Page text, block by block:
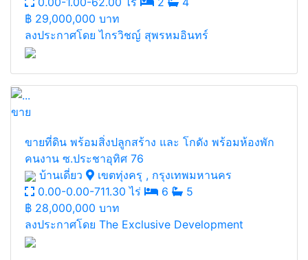
฿ 29,000,000 บาท
ลงประกาศโดย ไกรวิชญ์ สุพรหมอินทร์
ขาย
ขายที่ดิน พร้อมสิ่งปลูกสร้าง และ โกดัง พร้อมห้องพัก
คนงาน ซ.ประชาอุทิศ 76
บ้านเดี่ยว
เขตทุ่งครุ , กรุงเทพมหานคร
0.00-0.00-711.30 ไร่
6
5
฿ 28,000,000 บาท
ลงประกาศโดย The Exclusive Development